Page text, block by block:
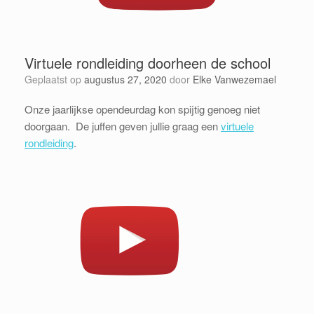
Virtuele rondleiding doorheen de school
Geplaatst op augustus 27, 2020 door Elke Vanwezemael
Onze jaarlijkse opendeurdag kon spijtig genoeg niet
doorgaan. De juffen geven jullie graag eenvirtuele
rondleiding.